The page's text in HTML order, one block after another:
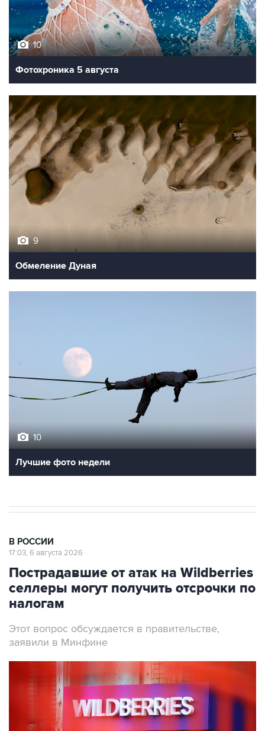
10
Фотохроника 5 августа
9
Обмеление Дуная
10
Лучшие фото недели
В РОССИИ
17:03, 6 августа 2026
Пострадавшие от атак на Wildberries
селлеры могут получить отсрочки по
налогам
Этот вопрос обсуждается в правительстве,
заявили в Минфине